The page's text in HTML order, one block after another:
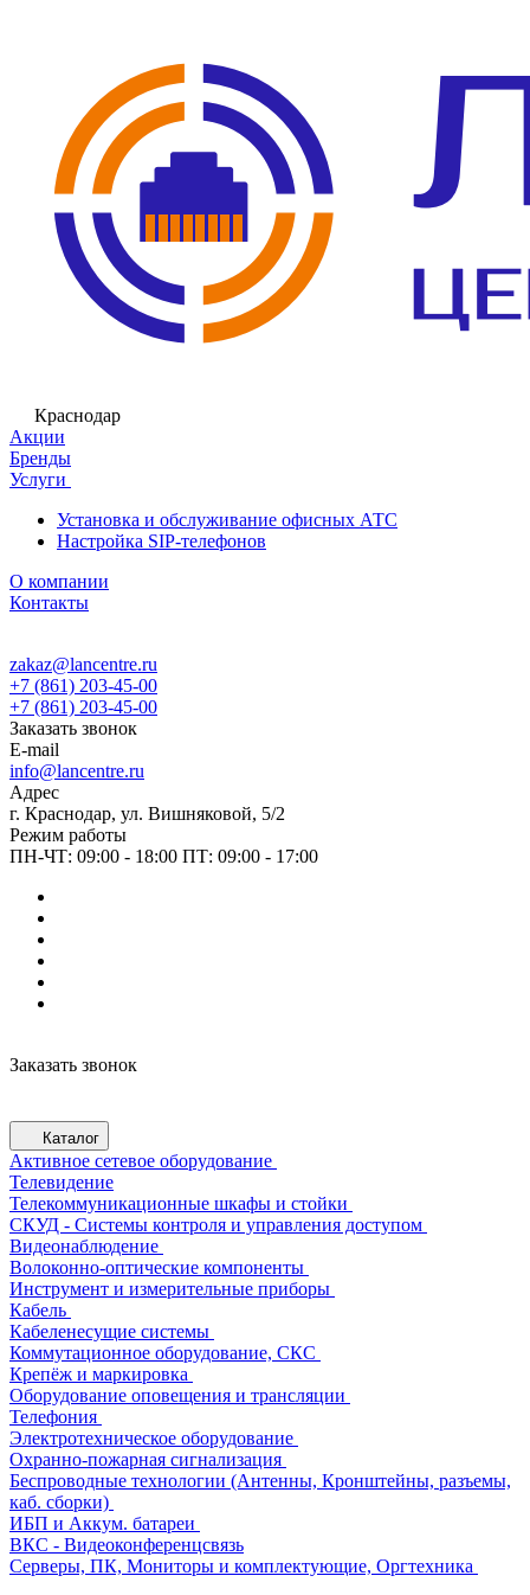
Краснодар
Акции
Бренды
Услуги
Установка и обслуживание офисных АТС
Настройка SIP-телефонов
О компании
Контакты
zakaz@lancentre.ru
+7 (861) 203-45-00
+7 (861) 203-45-00
Заказать звонок
E-mail
info@lancentre.ru
Адрес
г. Краснодар, ул. Вишняковой, 5/2
Режим работы
ПН-ЧТ: 09:00 - 18:00 ПТ: 09:00 - 17:00
Заказать звонок
Каталог
Активное сетевое оборудование
Телевидение
Телекоммуникационные шкафы и стойки
СКУД - Системы контроля и управления доступом
Видеонаблюдение
Волоконно-оптические компоненты
Инструмент и измерительные приборы
Кабель
Кабеленесущие системы
Коммутационное оборудование, СКС
Крепёж и маркировка
Оборудование оповещения и трансляции
Телефония
Электротехническое оборудование
Охранно-пожарная сигнализация
Беспроводные технологии (Антенны, Кронштейны, разъемы,
каб. сборки)
ИБП и Аккум. батареи
ВКС - Видеоконференцсвязь
Серверы, ПК, Мониторы и комплектующие, Оргтехника